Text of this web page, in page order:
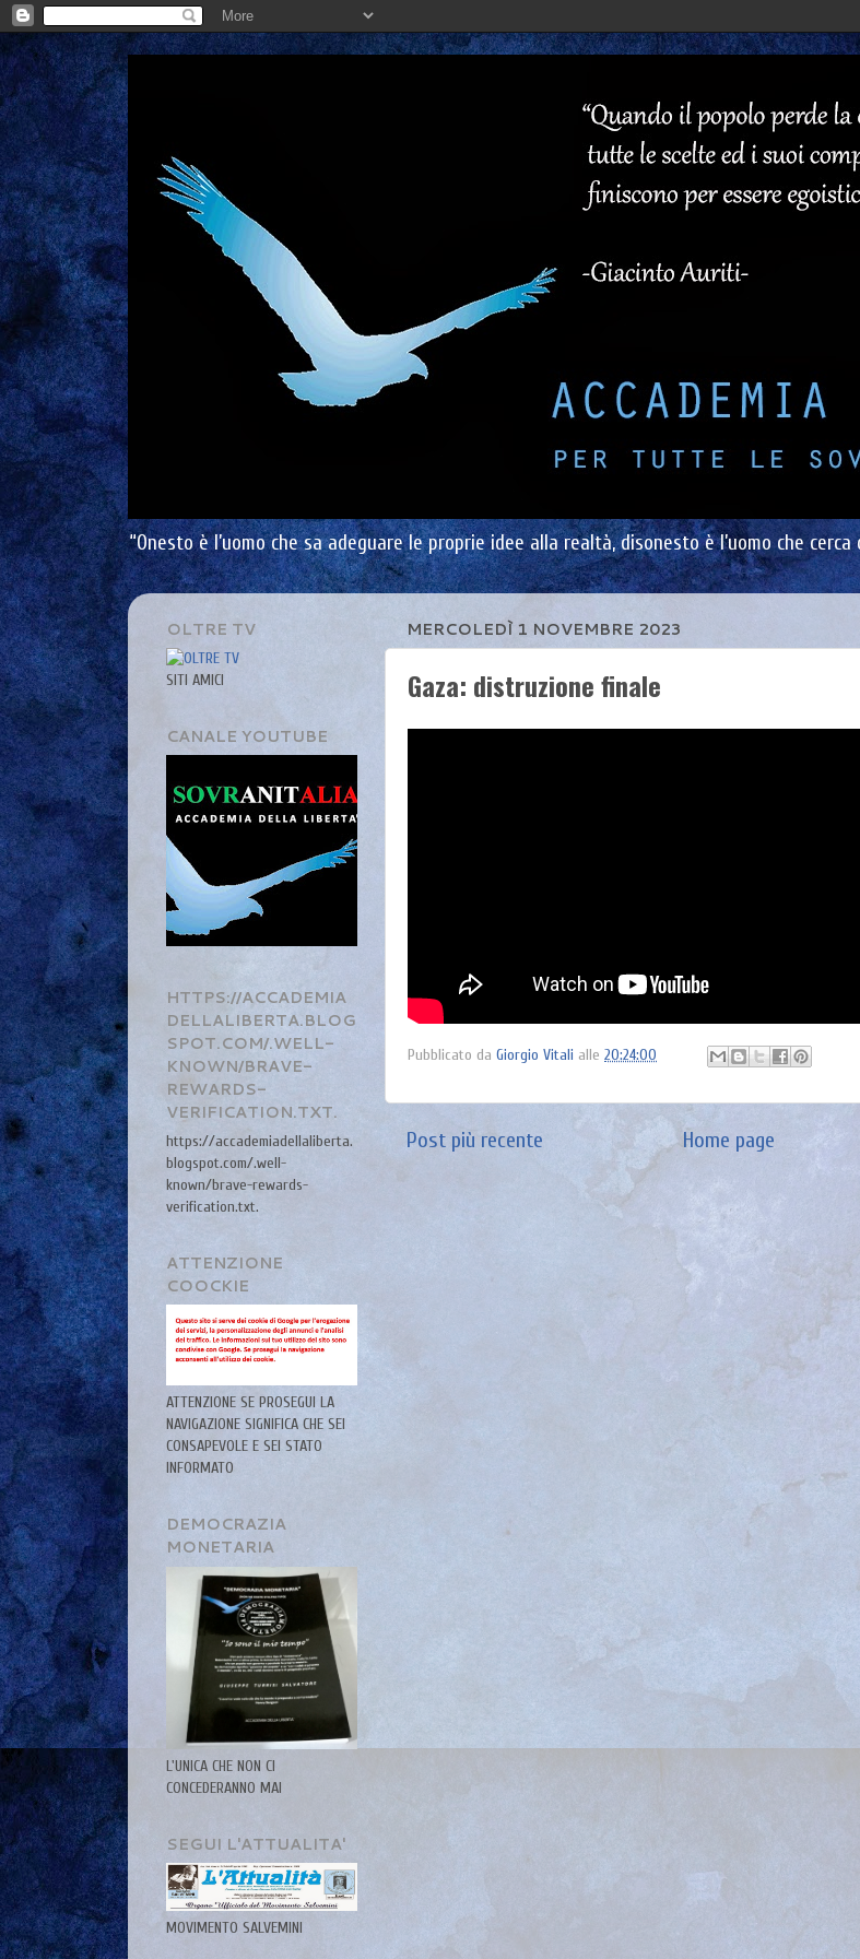
“Onesto è l’uomo che sa adeguare le proprie idee alla realtà, disonesto è l’uomo che
MERCOLEDÌ 1 NOVEMBRE 2023
Gaza: distruzione finale
Pubblicato da Giorgio Vitali alle 20:24:00
Post più recente Home page
OLTRE TV
SITI AMICI
CANALE YOUTUBE
HTTPS://ACCADEMIA
DELLALIBERTA.BLOG
SPOT.COM/.WELL-
KNOWN/BRAVE-
REWARDS-
VERIFICATION.TXT.
https://accademiadellaliberta.
blogspot.com/.well-
known/brave-rewards-
verification.txt.
ATTENZIONE
COOCKIE
ATTENZIONE SE PROSEGUI LA
NAVIGAZIONE SIGNIFICA CHE SEI
CONSAPEVOLE E SEI STATO
INFORMATO
DEMOCRAZIA
MONETARIA
L'UNICA CHE NON CI
CONCEDERANNO MAI
SEGUI L'ATTUALITA'
MOVIMENTO SALVEMINI